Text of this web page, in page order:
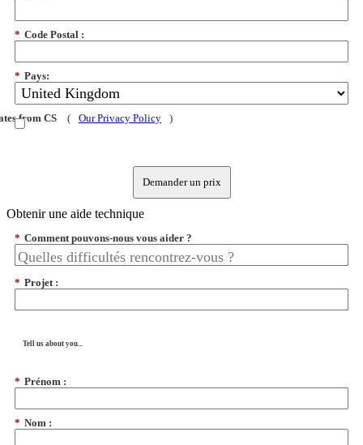
* Code Postal :
* Pays:
from CS ( Our Privacy Policy )
Demander un prix
Obtenir une aide technique
* Comment pouvons-nous vous aider ?
* Projet :
Tell us about you...
* Prénom :
* Nom :